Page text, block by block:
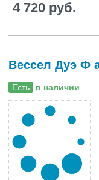
4 720 руб.
Вессел Дуэ Ф
Есть в наличии